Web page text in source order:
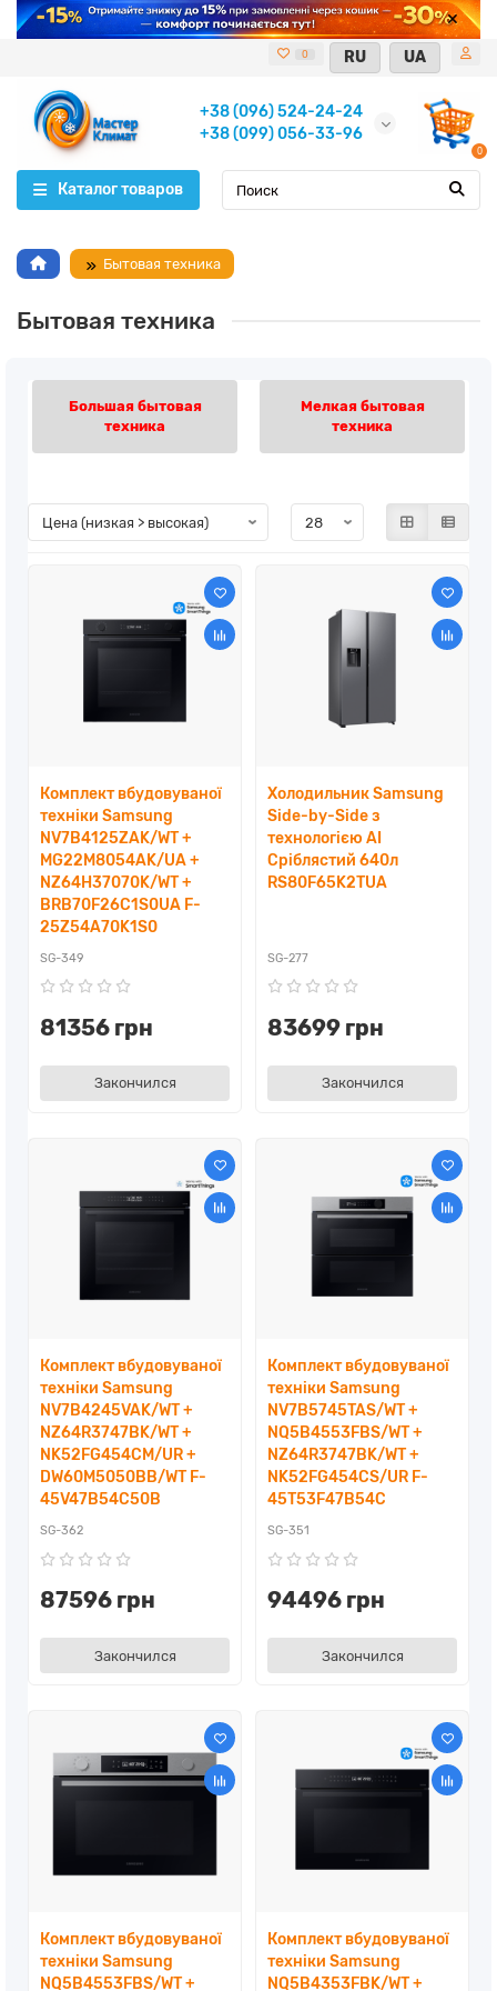
0 RU UA
+38 (096) 524-24-24
+38 (099) 056-33-96
0
Каталог товаров
Бытовая техника
Бытовая техника
Большая бытовая
техника
Мелкая бытовая
техника
Комплект вбудовуваної
техніки Samsung
NV7B4125ZAK/WT +
MG22M8054AK/UA +
NZ64H37070K/WT +
BRB70F26C1S0UA F-
25Z54A70K1S0
SG-349
81356 грн
Закончился
Холодильник Samsung
Side-by-Side з
технологією AI
Сріблястий 640л
RS80F65K2TUA
SG-277
83699 грн
Закончился
Комплект вбудовуваної
техніки Samsung
NV7B4245VAK/WT +
NZ64R3747BK/WT +
NK52FG454CM/UR +
DW60M5050BB/WT F-
45V47B54C50B
SG-362
87596 грн
Закончился
Комплект вбудовуваної
техніки Samsung
NV7B5745TAS/WT +
NQ5B4553FBS/WT +
NZ64R3747BK/WT +
NK52FG454CS/UR F-
45T53F47B54C
SG-351
94496 грн
Закончился
Комплект вбудовуваної
техніки Samsung
NQ5B4553FBS/WT +
Комплект вбудовуваної
техніки Samsung
NQ5B4353FBK/WT +